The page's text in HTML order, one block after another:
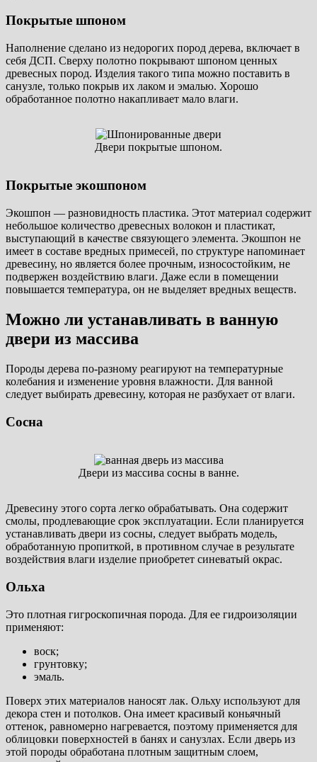
Покрытые шпоном
Наполнение сделано из недорогих пород дерева, включает в
себя ДСП. Сверху полотно покрывают шпоном ценных
древесных пород. Изделия такого типа можно поставить в
санузле, только покрыв их лаком и эмалью. Хорошо
обработанное полотно накапливает мало влаги.
Двери покрытые шпоном.
Покрытые экошпоном
Экошпон — разновидность пластика. Этот материал содержит
небольшое количество древесных волокон и пластикат,
выступающий в качестве связующего элемента. Экошпон не
имеет в составе вредных примесей, по структуре напоминает
древесину, но является более прочным, износостойким, не
подвержен воздействию влаги. Даже если в помещении
повышается температура, он не выделяет вредных веществ.
Можно ли устанавливать в ванную
двери из массива
Породы дерева по-разному реагируют на температурные
колебания и изменение уровня влажности. Для ванной
следует выбирать древесину, которая не разбухает от влаги.
Сосна
Двери из массива сосны в ванне.
Древесину этого сорта легко обрабатывать. Она содержит
смолы, продлевающие срок эксплуатации. Если планируется
устанавливать двери из сосны, следует выбрать модель,
обработанную пропиткой, в противном случае в результате
воздействия влаги изделие приобретет синеватый окрас.
Ольха
Это плотная гигроскопичная порода. Для ее гидроизоляции
применяют:
воск;
грунтовку;
эмаль.
Поверх этих материалов наносят лак. Ольху используют для
декора стен и потолков. Она имеет красивый коньячный
оттенок, равномерно нагревается, поэтому применяется для
облицовки поверхностей в банях и санузлах. Если дверь из
этой породы обработана плотным защитным слоем,